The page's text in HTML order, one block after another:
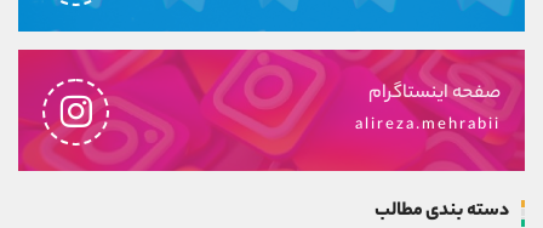
صفحه اینستاگرام
alireza.mehrabii
دسته بندی مطالب